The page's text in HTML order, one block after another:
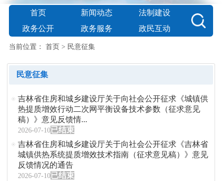
首页 新闻动态
法制建设
政务公开
政务服务 政民互动
当前位置： 首页> 民意征集
民意征集
吉林省住房和城乡建设厅关于向社会公开征求《城镇供
热提质增效行动二次网平衡设备技术参数（征求意见
稿）》意见反馈情...
2026-07-10已结束
吉林省住房和城乡建设厅关于向社会公开征求《吉林省
城镇供热系统提质增效技术指南（征求意见稿）》意见
反馈情况的通告
2026-07-10已结束